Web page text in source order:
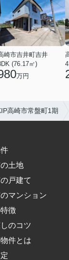
崎市吉井町吉井
(76.17㎡)
万円
高崎市常盤町1期
土地
戸建て
マンション
徴
のコツ
件とは